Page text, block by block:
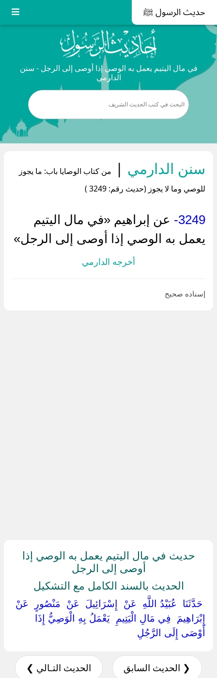
حديث الرسول ﷺ
في مال اليتيم يعمل به الوصي إذا أوصى إلى الرجل - سنن
الدارمي
سنن الدارمي |
من كتاب الوصايا باب: ما يجوز
للوصي وما لا يجوز (حديث رقم: 3249 )
3249-
عن إبراهيم «في مال اليتيم
يعمل به الوصي إذا أوصى إلى الرجل»
أخرجه الدارمي
إسناده صحيح
حديث في مال اليتيم يعمل به الوصي إذا
أوصى إلى الرجل
الحديث بالسند الكامل مع التشكيل
‏ ‏حَدَّثَنَا ‏ ‏عُبَيْدُ اللَّهِ ‏ ‏عَنْ ‏ ‏إِسْرَائِيلَ ‏ ‏عَنْ ‏ ‏مَنْصُورٍ ‏ ‏عَنْ ‏
‏إِبْرَاهِيمَ ‏ ‏فِي مَالِ الْيَتِيمِ ‏ ‏يَعْمَلُ بِهِ الْوَصِيُّ إِذَا
أَوْصَى إِلَى الرَّجُلِ ‏
❮ الحديث السابق الحديث التـالي ❯